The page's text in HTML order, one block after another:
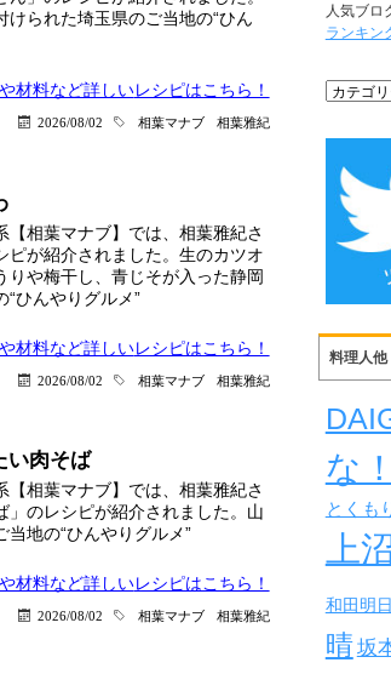
けられた埼玉県のご当地の“ひん
材料など詳しいレシピはこちら！
2026/08/02 相葉マナブ 相葉雅紀
【相葉マナブ】では、相葉雅紀さ
ピが紹介されました。生のカツオ
りや梅干し、青じそが入った静岡
“ひんやりグルメ”
材料など詳しいレシピはこちら！
2026/08/02 相葉マナブ 相葉雅紀
い肉そば
相葉マナブ】では、相葉雅紀さ
」のレシピが紹介されました。山
地の“ひんやりグルメ”
材料など詳しいレシピはこちら！
2026/08/02 相葉マナブ 相葉雅紀
人気ブロ
ランキン
料理人他
な
とくも
上
和田明
晴坂